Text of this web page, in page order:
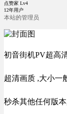
点赞家 Lv4
12年用户
本站的管理员
初音街机PV超高
超清画质 ,大小一
秒杀其他任何版